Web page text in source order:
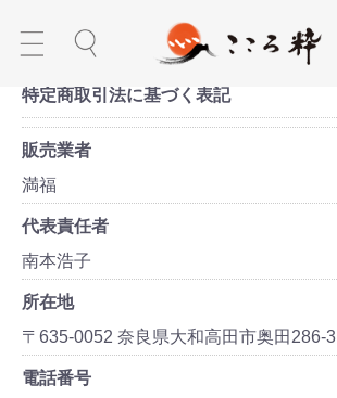
特定商取引法に基づく表記
販売業者
満福
代表責任者
南本浩子
所在地
〒635-0052 奈良県大和高田市奥田286-3
電話番号